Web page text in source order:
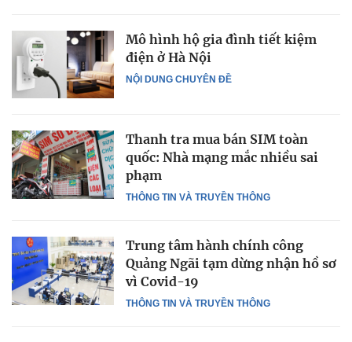
NỘI DUNG CHUYÊN ĐỀ
Mô hình hộ gia đình tiết kiệm
điện ở Hà Nội
THÔNG TIN VÀ TRUYỀN THÔNG
Thanh tra mua bán SIM toàn
quốc: Nhà mạng mắc nhiều sai
phạm
THÔNG TIN VÀ TRUYỀN THÔNG
Trung tâm hành chính công
Quảng Ngãi tạm dừng nhận hồ sơ
vì Covid-19